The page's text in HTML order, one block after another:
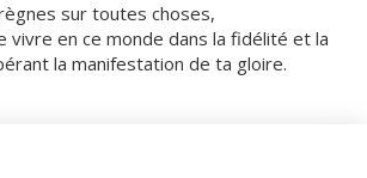
sur toutes choses,
vivre en ce monde dans la fidélité et la
la manifestation de ta gloire.